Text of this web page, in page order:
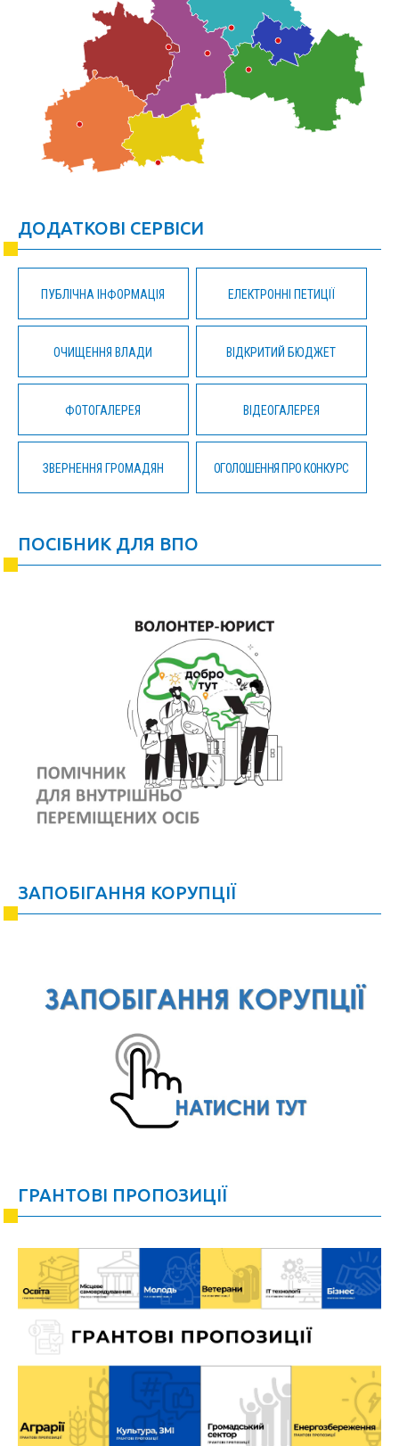
ДОДАТКОВІ СЕРВІСИ
ПУБЛІЧНА ІНФОРМАЦІЯ ЕЛЕКТРОННІ ПЕТИЦІЇ
ОЧИЩЕННЯ ВЛАДИ ВІДКРИТИЙ БЮДЖЕТ
ФОТОГАЛЕРЕЯ ВІДЕОГАЛЕРЕЯ
ЗВЕРНЕННЯ ГРОМАДЯН ОГОЛОШЕННЯ ПРО КОНКУРС
ПОСІБНИК ДЛЯ ВПО
ЗАПОБІГАННЯ КОРУПЦІЇ
ГРАНТОВІ ПРОПОЗИЦІЇ